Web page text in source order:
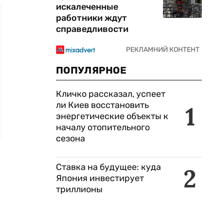
искалеченные
работники ждут
справедливости
ПОПУЛЯРНОЕ
1
Кличко рассказал, успеет
ли Киев восстановить
энергетические объекты к
началу отопительного
сезона
2
Ставка на будущее: куда
Япония инвестирует
триллионы